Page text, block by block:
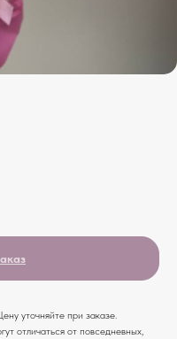
уточняйте при заказе.
отличаться от повседневных,